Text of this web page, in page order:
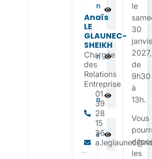
le
30
2027,
de
9h30
à
13h.
Vous
les
Communication
apprentissage
Plaquette BTS
Communication
Apprentissage
Referentiel BTS
Communication
InfoAvenir
NDOsup
Anaïs
LE
GLAUNEC-
SHEIKH
Chargée
des
Relations
Entreprise
01
39
28
15
26